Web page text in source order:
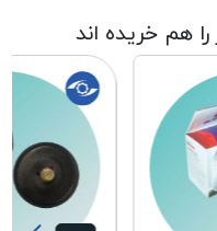
را هم خریده اند